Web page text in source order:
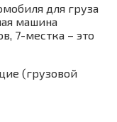
для груза
машина
7-местка – это
(грузовой